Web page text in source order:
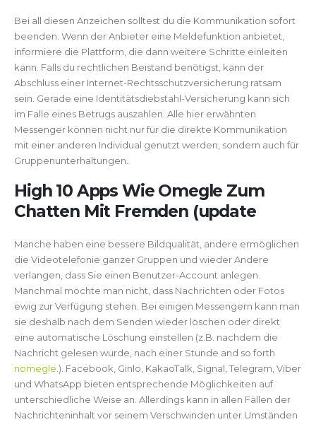
Bei all diesen Anzeichen solltest du die Kommunikation sofort
beenden. Wenn der Anbieter eine Meldefunktion anbietet,
informiere die Plattform, die dann weitere Schritte einleiten
kann. Falls du rechtlichen Beistand benötigst, kann der
Abschluss einer Internet-Rechtsschutzversicherung ratsam
sein. Gerade eine Identitätsdiebstahl-Versicherung kann sich
im Falle eines Betrugs auszahlen. Alle hier erwähnten
Messenger können nicht nur für die direkte Kommunikation
mit einer anderen Individual genutzt werden, sondern auch für
Gruppenunterhaltungen.
High 10 Apps Wie Omegle Zum
Chatten Mit Fremden (update
Manche haben eine bessere Bildqualität, andere ermöglichen
die Videotelefonie ganzer Gruppen und wieder Andere
verlangen, dass Sie einen Benutzer-Account anlegen.
Manchmal möchte man nicht, dass Nachrichten oder Fotos
ewig zur Verfügung stehen. Bei einigen Messengern kann man
sie deshalb nach dem Senden wieder löschen oder direkt
eine automatische Löschung einstellen (z.B. nachdem die
Nachricht gelesen wurde, nach einer Stunde and so forth
nomegle .). Facebook, Ginlo, KakaoTalk, Signal, Telegram, Viber
und WhatsApp bieten entsprechende Möglichkeiten auf
unterschiedliche Weise an. Allerdings kann in allen Fällen der
Nachrichteninhalt vor seinem Verschwinden unter Umständen